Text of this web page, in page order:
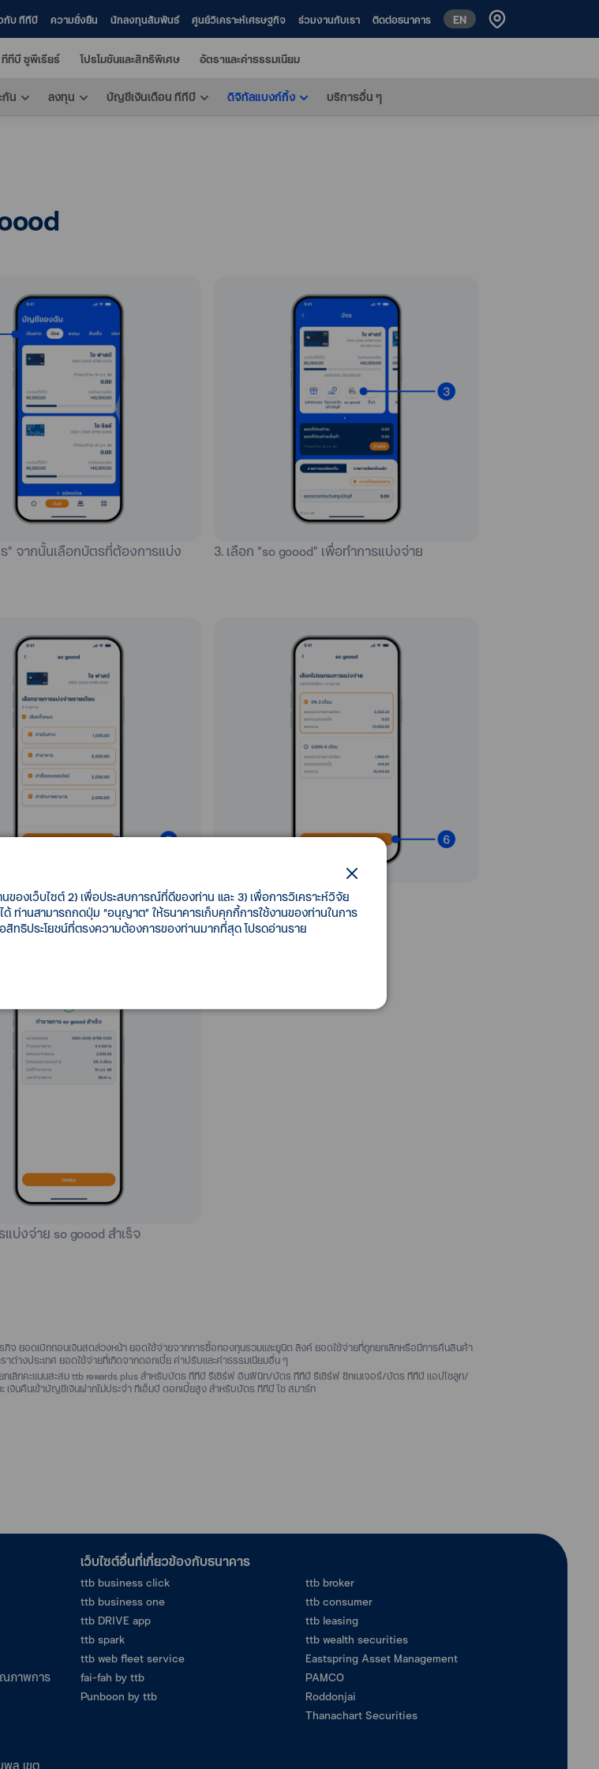
กับ ทีทีบี ความยั่งยืน นักลงทุนสัมพันธ์ ศูนย์วิเคราะห์เศรษฐกิจ ร่วมงานกับเรา ติดต่อธนาคาร EN
ทีทีบี ซูพีเรียร์ โปรโมชันและสิทธิพิเศษ อัตราและค่าธรรมเนียม
กัน ลงทุน บัญชีเงินเดือน ทีทีบี ดิจิทัลแบงก์กิ้ง บริการอื่น ๆ
” จากนั้นเลือกบัตรที่ต้องการแบ่ง
3. เลือก “so goood” เพื่อทำการแบ่งจ่าย
ารแบ่งจ่ายรายเดือนที่ต้องการ จาก
ดไป”
6. เลือกโปรแกรมการแบ่งจ่าย
แบ่งจ่าย so goood สำเร็จ
กิจ ยอดเบิกถอนเงินสดล่วงหน้า ยอดใช้จ่ายจากการซื้อกองทุนรวมและยูนิต ลิงค์ ยอดใช้จ่ายที่ถูกยกเลิกหรือมีการคืนสินค้า
ต่างประเทศ ยอดใช้จ่ายที่เกิดจากดอกเบี้ย ค่าปรับและค่าธรรมเนียมอื่น ๆ
เลิกคะแนนสะสม ttb rewards plus สำหรับบัตร ทีทีบี รีเซิร์ฟ อินฟินิท/บัตร ทีทีบี รีเซิร์ฟ ซิกเนเจอร์/บัตร ทีทีบี แอปโซลูท/
นคืนเข้าบัญชีเงินฝากไม่ประจำ ทีเอ็มบี ดอกเบี้ยสูง สำหรับบัตร ทีทีบี โซ สมาร์ท
ของเว็บไซต์ 2) เพื่อประสบการณ์ที่ดีของท่าน และ 3) เพื่อการวิเคราะห์วิจัย
ท่านสามารถกดปุ่ม “อนุญาต” ให้ธนาคารเก็บคุกกี้การใช้งานของท่านในการ
สิทธิประโยชน์ที่ตรงความต้องการของท่านมากที่สุด โปรดอ่านราย
ณภาพการ
เว็บไซต์อื่นที่เกี่ยวข้องกับธนาคาร
ttb business click
ttb business one
ttb DRIVE app
ttb spark
ttb web fleet service
fai-fah by ttb
Punboon by ttb
ttb broker
ttb consumer
ttb leasing
ttb wealth securities
Eastspring Asset Management
PAMCO
Roddonjai
Thanachart Securities
ล เขต